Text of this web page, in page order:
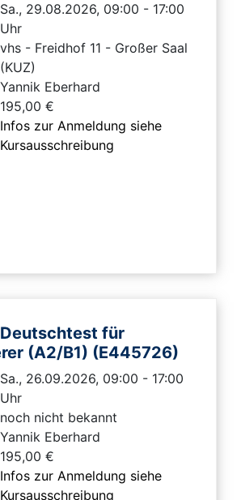
Sa., 29.08.2026, 09:00 - 17:00
Uhr
vhs - Freidhof 11 - Großer Saal
(KUZ)
Yannik Eberhard
195,00 €
Infos zur Anmeldung siehe
Kursausschreibung
für
(A2/B1) (E445726)
Sa., 26.09.2026, 09:00 - 17:00
Uhr
noch nicht bekannt
Yannik Eberhard
195,00 €
Infos zur Anmeldung siehe
Kursausschreibung